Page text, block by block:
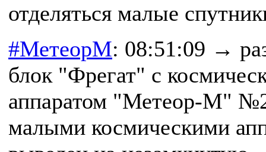
отделяться малые
#МетеорМ: 08:51:09 →
блок "Фрегат" с
аппаратом "Метеор-М"
малыми космическими